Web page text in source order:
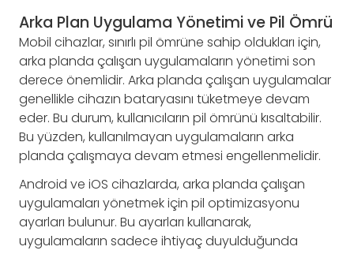
Arka Plan Uygulama Yönetimi ve Pil Ömrü
Mobil cihazlar, sınırlı pil ömrüne sahip oldukları için,
arka planda çalışan uygulamaların yönetimi son
derece önemlidir. Arka planda çalışan uygulamalar
genellikle cihazın bataryasını tüketmeye devam
eder. Bu durum, kullanıcıların pil ömrünü kısaltabilir.
Bu yüzden, kullanılmayan uygulamaların arka
planda çalışmaya devam etmesi engellenmelidir.
Android ve iOS cihazlarda, arka planda çalışan
uygulamaları yönetmek için pil optimizasyonu
ayarları bulunur. Bu ayarları kullanarak,
uygulamaların sadece ihtiyaç duyulduğunda